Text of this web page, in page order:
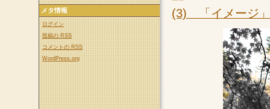
(3) 「イメージ
メタ情報
ログイン
投稿の RSS
コメントの RSS
WordPress.org